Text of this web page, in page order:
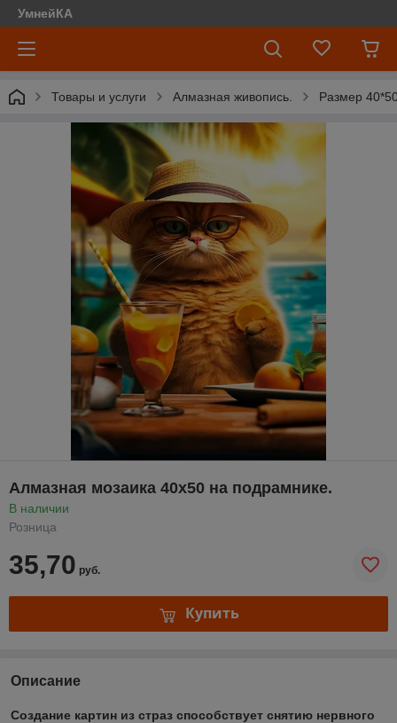
УмнейКА
Товары и услуги Алмазная живопись. Размер
Алмазная мозаика 40х50 на подрамнике.
В наличии
Розница
35,70 руб.
Купить
Описание
Создание картин из страз способствует снятию нервного